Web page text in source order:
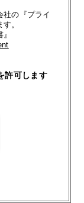
社の『プライ
。
許可します